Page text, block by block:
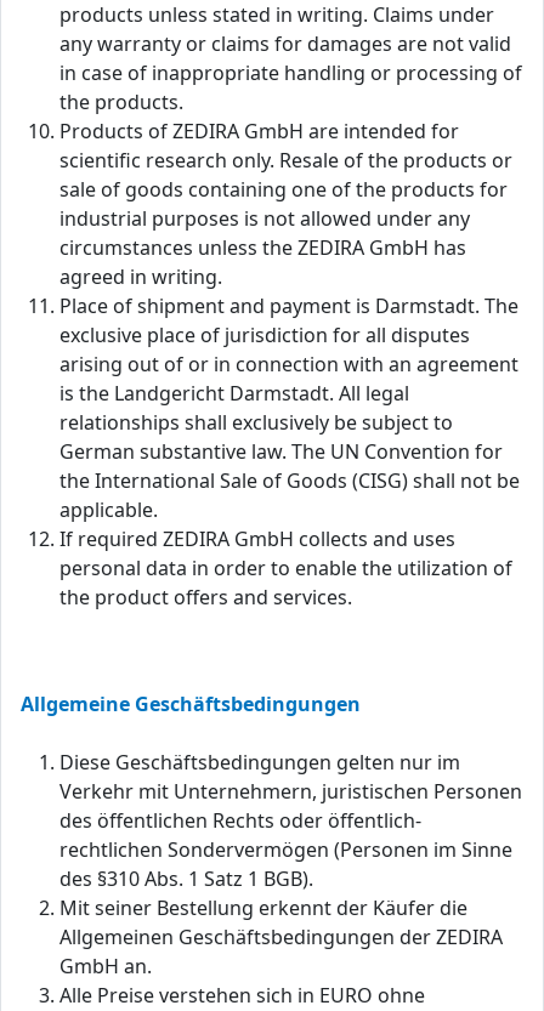
products unless stated in writing. Claims under
any warranty or claims for damages are not valid
in case of inappropriate handling or processing of
the products.
Products of ZEDIRA GmbH are intended for
scientific research only. Resale of the products or
sale of goods containing one of the products for
industrial purposes is not allowed under any
circumstances unless the ZEDIRA GmbH has
agreed in writing.
Place of shipment and payment is Darmstadt. The
exclusive place of jurisdiction for all disputes
arising out of or in connection with an agreement
is the Landgericht Darmstadt. All legal
relationships shall exclusively be subject to
German substantive law. The UN Convention for
the International Sale of Goods (CISG) shall not be
applicable.
If required ZEDIRA GmbH collects and uses
personal data in order to enable the utilization of
the product offers and services.
Allgemeine Geschäftsbedingungen
Diese Geschäftsbedingungen gelten nur im
Verkehr mit Unternehmern, juristischen Personen
des öffentlichen Rechts oder öffentlich-
rechtlichen Sondervermögen (Personen im Sinne
des §310 Abs. 1 Satz 1 BGB).
Mit seiner Bestellung erkennt der Käufer die
Allgemeinen Geschäftsbedingungen der ZEDIRA
GmbH an.
Alle Preise verstehen sich in EURO ohne